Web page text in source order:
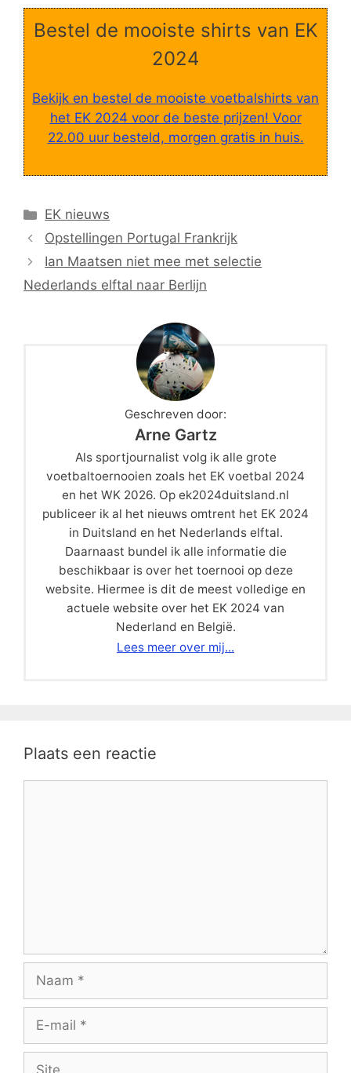
Bestel de mooiste shirts van EK
2024
Bekijk en bestel de mooiste voetbalshirts van
het EK 2024 voor de beste prijzen! Voor
22.00 uur besteld, morgen gratis in huis.
Categorieën
EK nieuws
Opstellingen Portugal Frankrijk
Ian Maatsen niet mee met selectie
Nederlands elftal naar Berlijn
Geschreven door:
Arne Gartz
Als sportjournalist volg ik alle grote
voetbaltoernooien zoals het EK voetbal 2024
en het WK 2026. Op ek2024duitsland.nl
publiceer ik al het nieuws omtrent het EK 2024
in Duitsland en het Nederlands elftal.
Daarnaast bundel ik alle informatie die
beschikbaar is over het toernooi op deze
website. Hiermee is dit de meest volledige en
actuele website over het EK 2024 van
Nederland en België.
Lees meer over mij...
Plaats een reactie
mail